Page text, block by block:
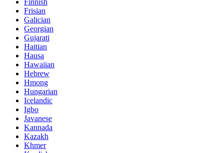
Frisian
Galician
Georgian
Gujarati
Haitian
Hausa
Hawaiian
Hebrew
Hmong
Hungarian
Icelandic
Igbo
Javanese
Kannada
Kazakh
Khmer